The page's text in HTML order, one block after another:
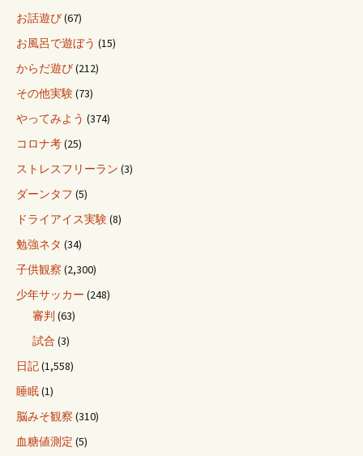
お話遊び(67)
お風呂で遊ぼう (15)
からだ遊び(212)
その他実験(73)
やってみよう (374)
コロナ考(25)
ストレスフリーラン (3)
ダーンタフ (5)
ドライアイス実験(8)
勉強ネタ (34)
子供観察 (2,300)
少年サッカー (248)
審判 (63)
試合 (3)
日記(1,558)
睡眠(1)
脳みそ観察 (310)
血糖値測定 (5)